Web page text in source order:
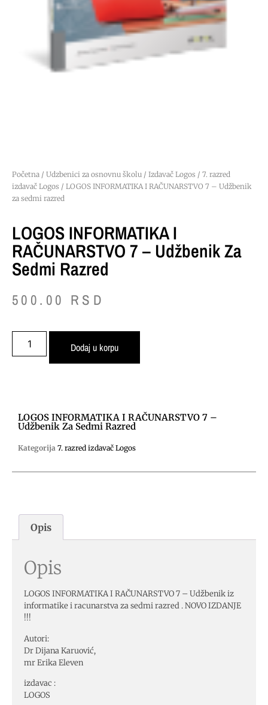
Početna / Udzbenici za osnovnu školu / Izdavač Logos / 7. razred
izdavač Logos / LOGOS INFORMATIKA I RAČUNARSTVO 7 – Udžbenik
za sedmi razred
LOGOS INFORMATIKA I
RAČUNARSTVO 7 – Udžbenik Za
Sedmi Razred
500.00 RSD
Dodaj u korpu
LOGOS INFORMATIKA I RAČUNARSTVO 7 –
Udžbenik Za Sedmi Razred
Kategorija 7. razred izdavač Logos
Opis
Opis
LOGOS INFORMATIKA I RAČUNARSTVO 7 – Udžbenik iz
informatike i racunarstva za sedmi razred . NOVO IZDANJE
!!!
Autori:
Dr Dijana Karuović,
mr Erika Eleven
izdavac :
LOGOS